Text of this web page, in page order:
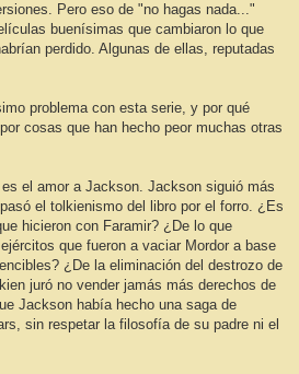
Pero eso de "no hagas nada..."
buenísimas que cambiaron lo que
perdido. Algunas de ellas, reputadas
problema con esta serie, y por qué
cosas que han hecho peor muchas otras
el amor a Jackson. Jackson siguió más
el tolkienismo del libro por el forro. ¿Es
hicieron con Faramir? ¿De lo que
que fueron a vaciar Mordor a base
¿De la eliminación del destrozo de
juró no vender jamás más derechos de
Jackson había hecho una saga de
sin respetar la filosofía de su padre ni el